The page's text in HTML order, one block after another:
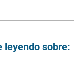
leyendo sobre: